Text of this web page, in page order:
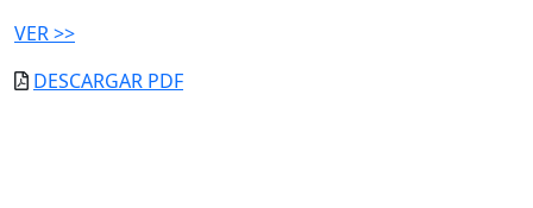
VER >>
DESCARGAR PDF